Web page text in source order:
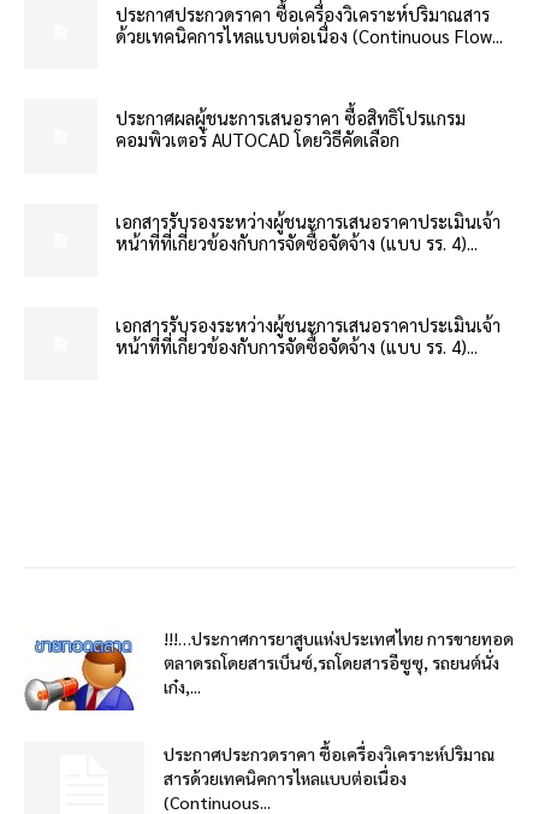
ประกาศประกวดราคา ซื้อเครื่องวิเคราะห์ปริมาณสาร
ด้วยเทคนิคการไหลแบบต่อเนื่อง (Continuous Flow...
ประกาศผลผู้ชนะการเสนอราคา ซื้อสิทธิโปรแกรม
คอมพิวเตอร์ AUTOCAD โดยวิธีคัดเลือก
เอกสารรับรองระหว่างผู้ชนะการเสนอราคาประเมินเจ้า
หน้าที่ที่เกี่ยวข้องกับการจัดซื้อจัดจ้าง (แบบ รร. 4)...
เอกสารรับรองระหว่างผู้ชนะการเสนอราคาประเมินเจ้า
หน้าที่ที่เกี่ยวข้องกับการจัดซื้อจัดจ้าง (แบบ รร. 4)...
!!!…ประกาศการยาสูบแห่งประเทศไทย การขายทอด
ตลาดรถโดยสารเบ็นซ์,รถโดยสารอีซูซุ, รถยนต์นั่ง
เก๋ง,...
ประกาศประกวดราคา ซื้อเครื่องวิเคราะห์ปริมาณ
สารด้วยเทคนิคการไหลแบบต่อเนื่อง
(Continuous...